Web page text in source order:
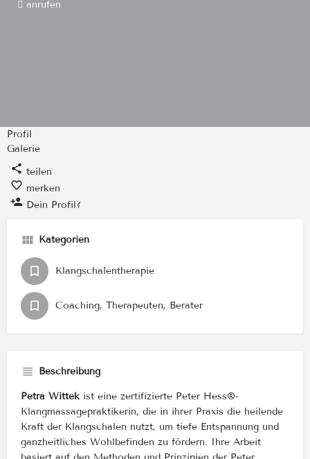
anrufen
Profil
Galerie
teilen
merken
Dein Profil?
Kategorien
Klangschalentherapie
Coaching, Therapeuten, Berater
Beschreibung
Petra Wittek ist eine zertifizierte Peter Hess®-
Klangmassagepraktikerin, die in ihrer Praxis die heilende
Kraft der Klangschalen nutzt, um tiefe Entspannung und
ganzheitliches Wohlbefinden zu fördern. Ihre Arbeit